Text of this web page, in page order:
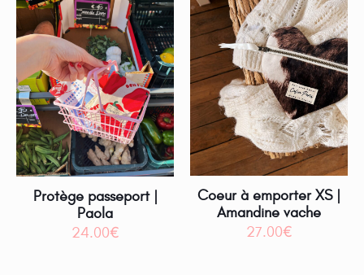
Protège passeport |
Paola
24.00€
Coeur à emporter XS |
Amandine vache
27.00€